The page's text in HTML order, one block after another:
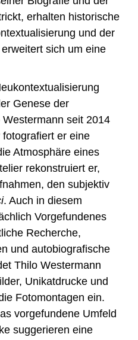
erhalten historische
und der
sich um eine
Genese der
seit 2014
fotografiert er eine
Atmosphäre eines
rekonstruiert er,
den subjektiv
. Auch in diesem
Vorgefundenes
Recherche,
und autobiografische
Thilo Westermann
Unikatdrucke und
Fotomontagen ein.
vorgefundene Umfeld
suggerieren eine